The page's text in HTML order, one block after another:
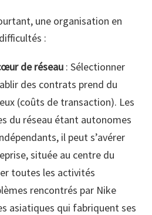
une organisation en
:
de réseau: Sélectionner
des contrats prend du
(coûts de transaction). Les
du réseau étant autonomes
il peut s’avérer
située au centre du
toutes les activités
rencontrés par Nike
asiatiques qui fabriquent ses